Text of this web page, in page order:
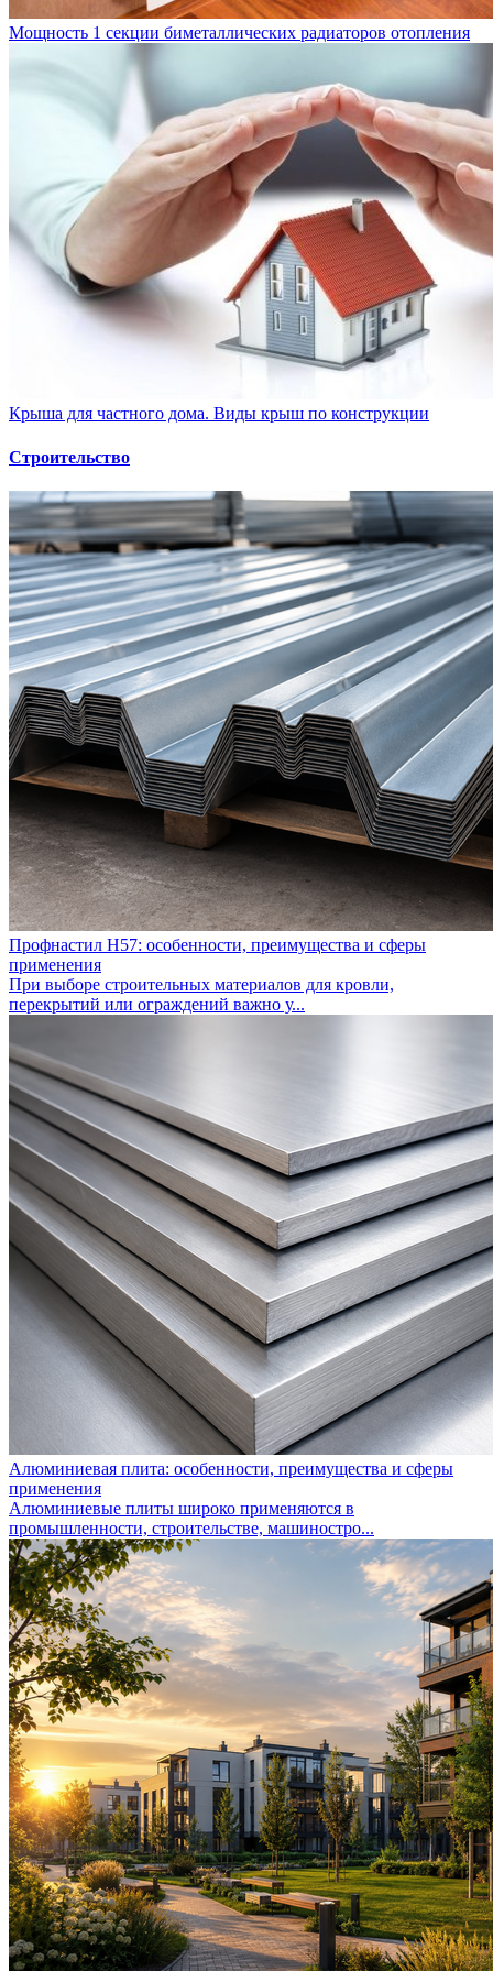
Мощность 1 секции биметаллических радиаторов отопления
Крыша для частного дома. Виды крыш по конструкции
Строительство
Профнастил Н57: особенности, преимущества и сферы
применения
При выборе строительных материалов для кровли,
перекрытий или ограждений важно у...
Алюминиевая плита: особенности, преимущества и сферы
применения
Алюминиевые плиты широко применяются в
промышленности, строительстве, машиностро...